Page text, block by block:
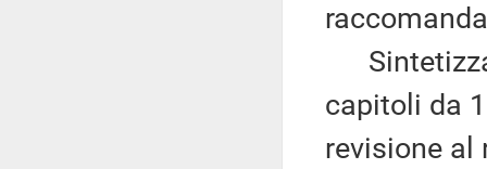
capitoli da
revisione al